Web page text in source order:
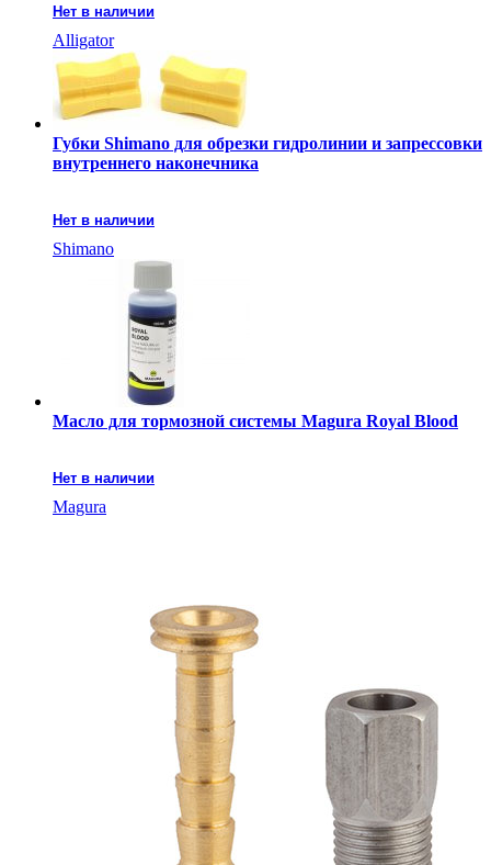
Нет в наличии
Alligator
Губки Shimano для обрезки гидролинии и запрессовки
внутреннего наконечника
Нет в наличии
Shimano
Масло для тормозной системы Magura Royal Blood
Нет в наличии
Magura